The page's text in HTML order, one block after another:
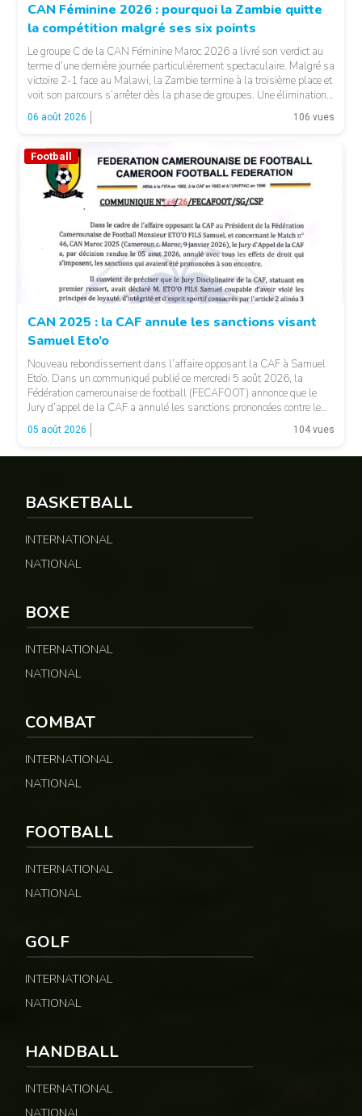
CAN Féminine 2026 : pourquoi la Zambie quitte
la compétition malgré ses six points
Le groupe C de la CAN Féminine Maroc 2026 a livré son verdict au
terme d’une dernière journée particulièrement spectaculaire. Malgré sa
victoire 2-1 face au Malawi, la Zambie termine à la troisième place et
voit son parcours s’arrêter dès la phase de groupes. Une élimination
qui peut surprendre au regard du classement général : […]
06 août 2026 106 vues
Football
CAN 2025 : la CAF annule les sanctions visant
Samuel Eto’o
Nouveau rebondissement dans l’affaire opposant la CAF à Samuel
Eto’o. Dans un communiqué publié ce mercredi 5 août 2026, la
Fédération camerounaise de football (FECAFOOT) annonce que le
Jury d’appel de la CAF a annulé les sanctions prononcées contre le
président de la fédération camerounaise. Le dossier concernait les
incidents survenus lors du match Cameroun-Maroc […]
05 août 2026 104 vues
BASKETBALL
INTERNATIONAL
NATIONAL
BOXE
INTERNATIONAL
NATIONAL
COMBAT
INTERNATIONAL
NATIONAL
FOOTBALL
INTERNATIONAL
NATIONAL
GOLF
INTERNATIONAL
NATIONAL
HANDBALL
INTERNATIONAL